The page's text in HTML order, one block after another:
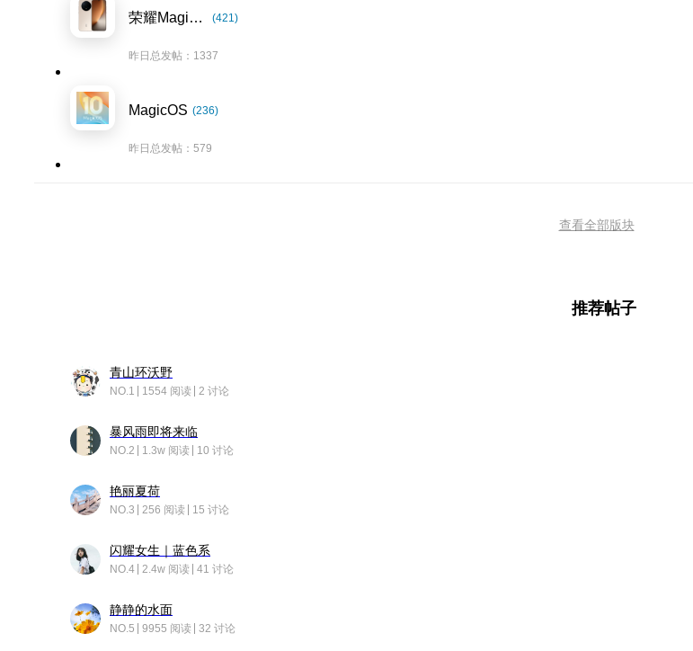
荣耀Magic8系列 (421)
昨日总发帖：1337
MagicOS (236)
昨日总发帖：579
查看全部版块
推荐帖子
青山环沃野
NO.1 1554 阅读 2 讨论
暴风雨即将来临
NO.2 1.3w 阅读 10 讨论
艳丽夏荷
NO.3 256 阅读 15 讨论
闪耀女生｜蓝色系
NO.4 2.4w 阅读 41 讨论
静静的水面
NO.5 9955 阅读 32 讨论